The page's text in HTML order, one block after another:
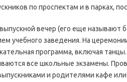
по проспектам и в парках,
вечер (его еще называют
учебного заведения. На
программа, включая
все школьные экзамены.
и родителями кафе или